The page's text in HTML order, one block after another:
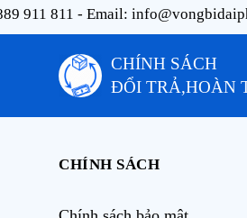
911 811 - Email:
CHÍNH SÁCH
ĐỔI TRẢ,HOÀN
CHÍNH SÁCH